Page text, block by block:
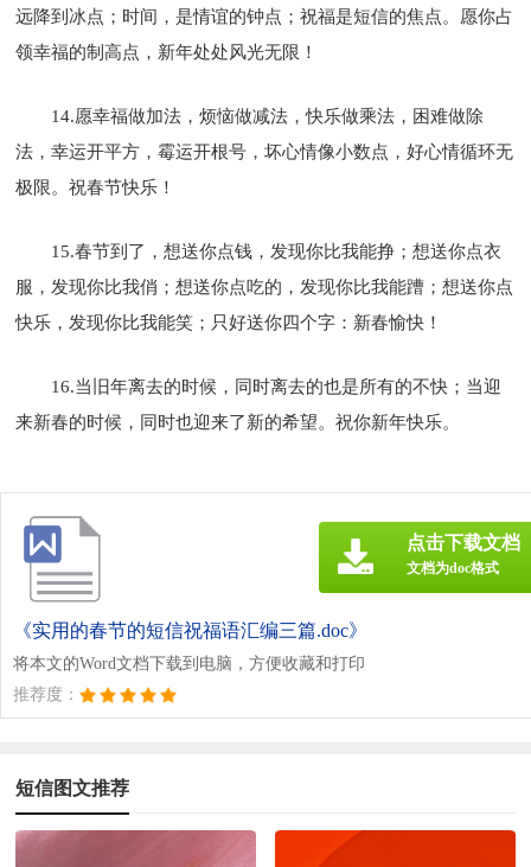
远降到冰点；时间，是情谊的钟点；祝福是短信的焦点。愿你占
领幸福的制高点，新年处处风光无限！
14.愿幸福做加法，烦恼做减法，快乐做乘法，困难做除
法，幸运开平方，霉运开根号，坏心情像小数点，好心情循环无
极限。祝春节快乐！
15.春节到了，想送你点钱，发现你比我能挣；想送你点衣
服，发现你比我俏；想送你点吃的，发现你比我能蹧；想送你点
快乐，发现你比我能笑；只好送你四个字：新春愉快！
16.当旧年离去的时候，同时离去的也是所有的不快；当迎
来新春的时候，同时也迎来了新的希望。祝你新年快乐。
《实用的春节的短信祝福语汇编三篇.doc》
将本文的Word文档下载到电脑，方便收藏和打印
推荐度：
点击下载文档
文档为doc格式
短信图文推荐